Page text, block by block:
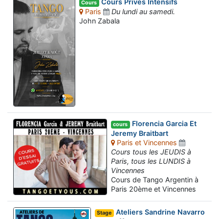
Cours Cours Prives Intensifs
Paris
Du lundi au samedi.
John Zabala
cours Florencia Garcia Et
Jeremy Braitbart
Paris et Vincennes
Cours tous les JEUDIS à
Paris, tous les LUNDIS à
Vincennes
Cours de Tango Argentin à
Paris 20ème et Vincennes
Stage Ateliers Sandrine Navarro